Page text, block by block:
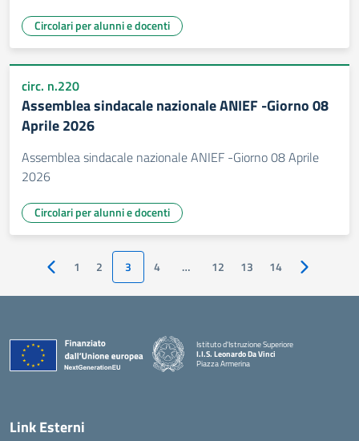
Circolari per alunni e docenti
circ. n.220
Assemblea sindacale nazionale ANIEF -Giorno 08
Aprile 2026
Assemblea sindacale nazionale ANIEF -Giorno 08 Aprile
2026
Circolari per alunni e docenti
Pagina precedente
1 2 3 4 … 12 13 14 Pagina
Istituto d'Istruzione Superiore
I.I.S. Leonardo Da Vinci
Piazza Armerina
Link Esterni